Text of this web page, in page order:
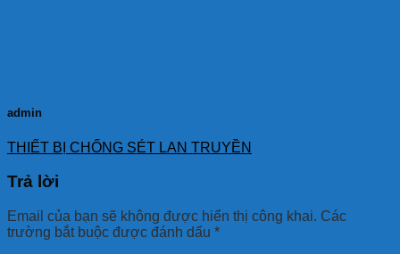
admin
THIẾT BỊ CHỐNG SÉT LAN TRUYỀN
Trả lời
Email của bạn sẽ không được hiển thị công khai. Các
trường bắt buộc được đánh dấu *